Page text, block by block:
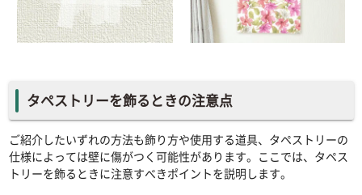
タペストリーを飾るときの注意点
ご紹介したいずれの方法も飾り方や使用する道具、タペストリーの
仕様によっては壁に傷がつく可能性があります。ここでは、タペス
トリーを飾るときに注意すべきポイントを説明します。